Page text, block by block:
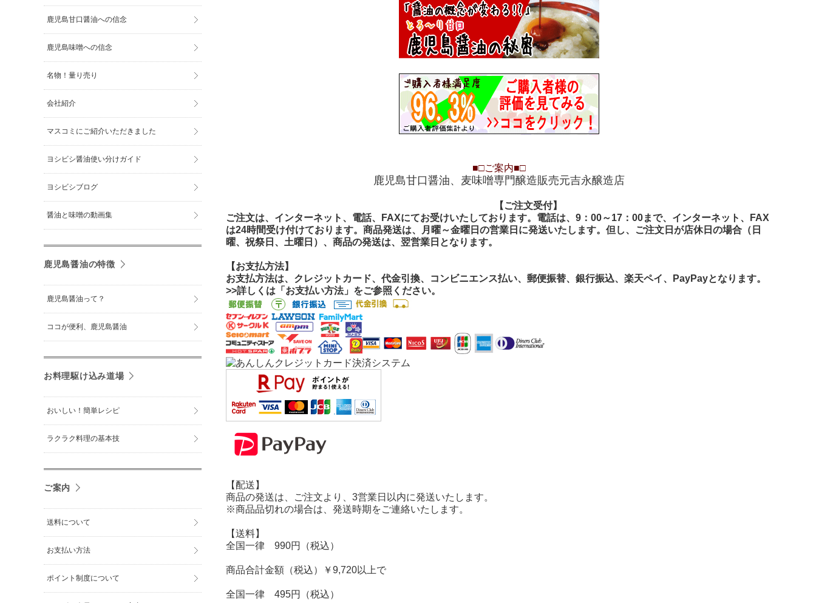
■□ご案内■□
鹿児島甘口醤油、麦味噌専門醸造販売元吉永醸造店
【ご注文受付】
ご注文は、インターネット、電話、FAXにてお受けいたしております。電話は、9：00～17：00まで、インターネット、FAX
は24時間受け付けております。商品発送は、月曜～金曜日の営業日に発送いたします。但し、ご注文日が店休日の場合（日
曜、祝祭日、土曜日）、商品の発送は、翌営業日となります。
【お支払方法】
お支払方法は、クレジットカード、代金引換、コンビニエンス払い、郵便振替、銀行振込、楽天ペイ、PayPayとなります。
>>詳しくは「お支払い方法」をご参照ください。
【配送】
商品の発送は、ご注文より、3営業日以内に発送いたします。
※商品品切れの場合は、発送時期をご連絡いたします。
【送料】
全国一律 990円（税込）
商品合計金額（税込）￥9,720以上で
全国一律 495円（税込）
鹿児島甘口醤油への信念
鹿児島味噌への信念
名物！量り売り
会社紹介
マスコミにご紹介いただきました
ヨシビシ醤油使い分けガイド
ヨシビシブログ
醤油と味噌の動画集
鹿児島醤油の特徴
鹿児島醤油って？
ココが便利、鹿児島醤油
お料理駆け込み道場
おいしい！簡単レシピ
ラクラク料理の基本技
ご案内
送料について
お支払い方法
ポイント制度について